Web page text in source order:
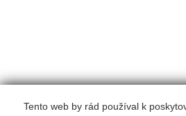
Tento web by rád používal k